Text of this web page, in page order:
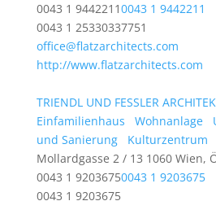
0043 1 94422110043 1 9442211
0043 1 25330337751
office@flatzarchitects.com
http://www.flatzarchitects.com
TRIENDL UND FESSLER
Einfamilienhaus
Wohnanlage
und Sanierung
Kulturzentrum
Mollardgasse 2 / 13 1060 Wien,
0043 1 92036750043 1 9203675
0043 1 9203675